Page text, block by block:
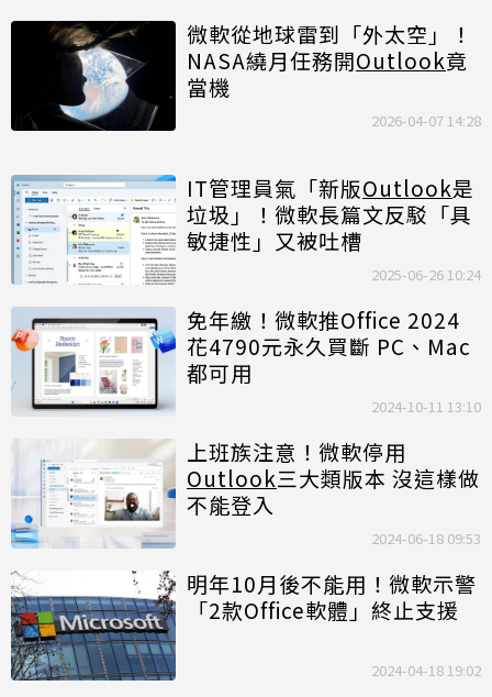
微軟從地球雷到「外太空」！
NASA繞月任務開Outlook竟
當機
2026-04-07 14:28
IT管理員氣「新版Outlook是
垃圾」！微軟長篇文反駁「具
敏捷性」又被吐槽
2025-06-26 10:24
免年繳！微軟推Office 2024
花4790元永久買斷 PC、Mac
都可用
2024-10-11 13:10
上班族注意！微軟停用
Outlook三大類版本 沒這樣做
不能登入
2024-06-18 09:53
明年10月後不能用！微軟示警
「2款Office軟體」終止支援
2024-04-18 19:02